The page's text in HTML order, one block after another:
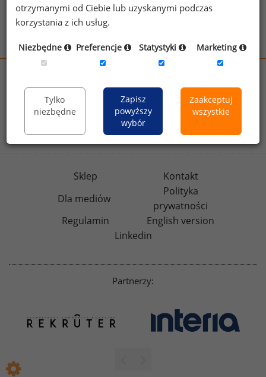
kfw.sedlak.pl
rynekpracy.pl
raportyplacowe.pl
Sklep
Kontakt
Dla mediów
Polityka
prywatności
Regulamin
English version
Linkedin
Partnerzy:
otrzymanymi od Ciebie lub uzyskanymi podczas
korzystania z ich usług.
Niezbędne Preferencje Statystyki Marketing
Tylko
niezbędne
Zapisz
powyższy
wybór
Zaakceptuj
wszystkie